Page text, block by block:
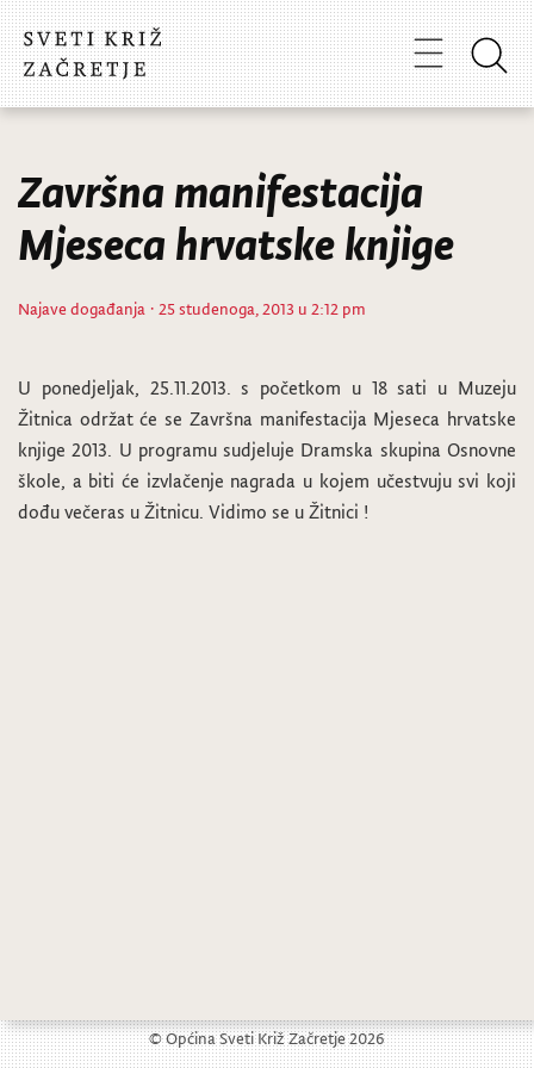
Završna manifestacija
Mjeseca hrvatske knjige
Najave događanja · 25 studenoga, 2013 u 2:12 pm
U ponedjeljak, 25.11.2013. s početkom u 18 sati u Muzeju
Žitnica održat će se Završna manifestacija Mjeseca hrvatske
knjige 2013. U programu sudjeluje Dramska skupina Osnovne
škole, a biti će izvlačenje nagrada u kojem učestvuju svi koji
dođu večeras u Žitnicu. Vidimo se u Žitnici !
© Općina Sveti Križ Začretje 2026